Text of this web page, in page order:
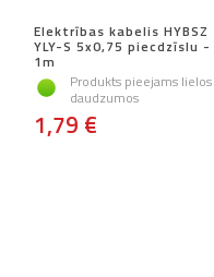
Elektrības kabelis HYBSZ
YLY-S 5x0,75 piecdzīslu -
1m
Produkts pieejams lielos
daudzumos
1,79 €